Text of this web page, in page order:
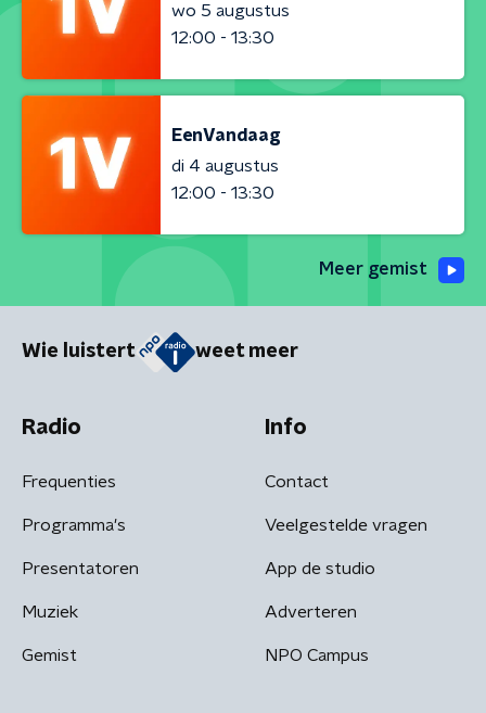
wo 5 augustus
12:00 - 13:30
EenVandaag
di 4 augustus
12:00 - 13:30
Meer gemist
Wie luistert weet meer
Radio
Frequenties
Programma's
Presentatoren
Muziek
Gemist
Info
Contact
Veelgestelde vragen
App de studio
Adverteren
NPO Campus